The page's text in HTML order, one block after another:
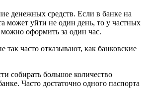
денежных средств. Если в банке на
может уйти не один день, то у частных
оформить за один час.
так часто отказывают, как банковские
собирать большое количество
Часто достаточно одного паспорта